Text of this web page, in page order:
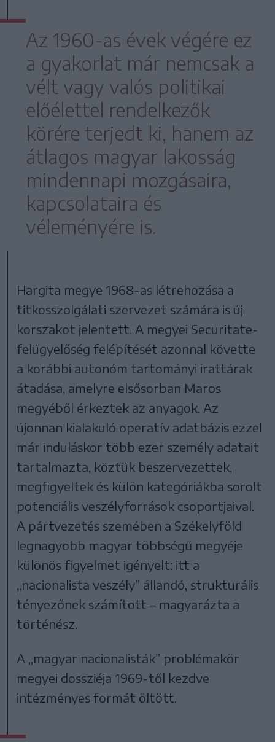
Az 1960-as évek végére ez
a gyakorlat már nemcsak a
vélt vagy valós politikai
előélettel rendelkezők
körére terjedt ki, hanem az
átlagos magyar lakosság
mindennapi mozgásaira,
kapcsolataira és
véleményére is.
Hargita megye 1968-as létrehozása a
titkosszolgálati szervezet számára is új
korszakot jelentett. A megyei Securitate-
felügyelőség felépítését azonnal követte
a korábbi autonóm tartományi irattárak
átadása, amelyre elsősorban Maros
megyéből érkeztek az anyagok. Az
újonnan kialakuló operatív adatbázis ezzel
már induláskor több ezer személy adatait
tartalmazta, köztük beszervezettek,
megfigyeltek és külön kategóriákba sorolt
potenciális veszélyforrások csoportjaival.
A pártvezetés szemében a Székelyföld
legnagyobb magyar többségű megyéje
különös figyelmet igényelt: itt a
„nacionalista veszély” állandó, strukturális
tényezőnek számított – magyarázta a
történész.
A „magyar nacionalisták” problémakör
megyei dossziéja 1969-től kezdve
intézményes formát öltött.